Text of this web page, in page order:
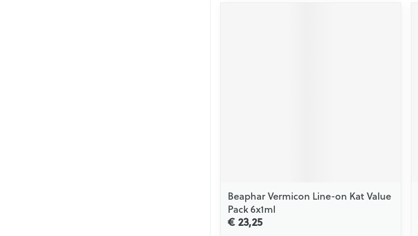
Beaphar Vermicon Line-on Kat Value
Pack 6x1ml
€ 23,25